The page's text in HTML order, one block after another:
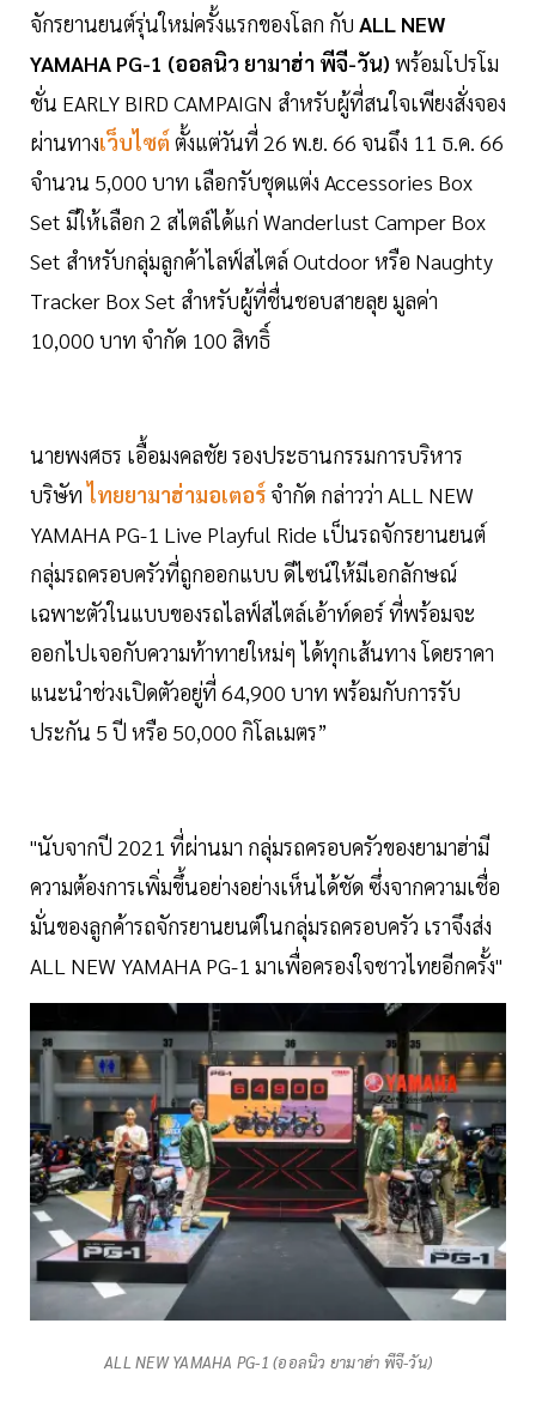
จักรยานยนต์รุ่นใหม่ครั้งแรกของโลก กับ ALL NEW
YAMAHA PG-1 (ออลนิว ยามาฮ่า พีจี-วัน) พร้อมโปรโม
ชั่น EARLY BIRD CAMPAIGN สำหรับผู้ที่สนใจเพียงสั่งจอง
ผ่านทางเว็บไซต์ ตั้งแต่วันที่ 26 พ.ย. 66 จนถึง 11 ธ.ค. 66
จำนวน 5,000 บาท เลือกรับชุดแต่ง Accessories Box
Set มีให้เลือก 2 สไตล์ได้แก่ Wanderlust Camper Box
Set สำหรับกลุ่มลูกค้าไลฟ์สไตล์ Outdoor หรือ Naughty
Tracker Box Set สำหรับผู้ที่ชื่นชอบสายลุย มูลค่า
10,000 บาท จำกัด 100 สิทธิ์
นายพงศธร เอื้อมงคลชัย รองประธานกรรมการบริหาร
บริษัทไทยยามาฮ่ามอเตอร์ จำกัด กล่าวว่า ALL NEW
YAMAHA PG-1 Live Playful Ride เป็นรถจักรยานยนต์
กลุ่มรถครอบครัวที่ถูกออกแบบ ดีไซน์ให้มีเอกลักษณ์
เฉพาะตัวในแบบของรถไลฟ์สไตล์เอ้าท์ดอร์ ที่พร้อมจะ
ออกไปเจอกับความท้าทายใหม่ๆ ได้ทุกเส้นทาง โดยราคา
แนะนำช่วงเปิดตัวอยู่ที่ 64,900 บาท พร้อมกับการรับ
ประกัน 5 ปี หรือ 50,000 กิโลเมตร”
"นับจากปี 2021 ที่ผ่านมา กลุ่มรถครอบครัวของยามาฮ่ามี
ความต้องการเพิ่มขึ้นอย่างอย่างเห็นได้ชัด ซึ่งจากความเชื่อ
มั่นของลูกค้ารถจักรยานยนต์ในกลุ่มรถครอบครัว เราจึงส่ง
ALL NEW YAMAHA PG-1 มาเพื่อครองใจชาวไทยอีกครั้ง"
ALL NEW YAMAHA PG-1 (ออลนิว ยามาฮ่า พีจี-วัน)